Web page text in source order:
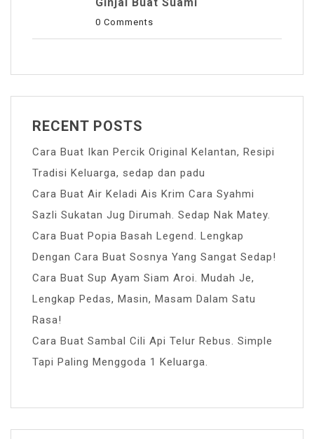
0 Comments
RECENT POSTS
Cara Buat Ikan Percik Original Kelantan, Resipi
Tradisi Keluarga, sedap dan padu
Cara Buat Air Keladi Ais Krim Cara Syahmi
Sazli Sukatan Jug Dirumah. Sedap Nak Matey.
Cara Buat Popia Basah Legend. Lengkap
Dengan Cara Buat Sosnya Yang Sangat Sedap!
Cara Buat Sup Ayam Siam Aroi. Mudah Je,
Lengkap Pedas, Masin, Masam Dalam Satu
Rasa!
Cara Buat Sambal Cili Api Telur Rebus. Simple
Tapi Paling Menggoda 1 Keluarga.